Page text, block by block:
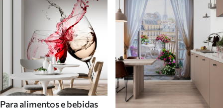
Para alimentos e bebidas